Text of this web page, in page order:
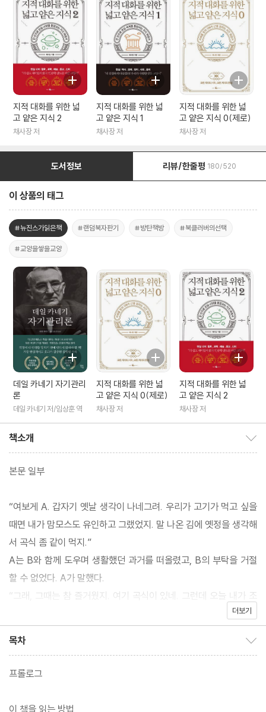
지적 대화를 위한 넓
고 얕은 지식 2
채사장 저
지적 대화를 위한 넓
고 얕은 지식 1
채사장 저
지적 대화를 위한 넓
고 얕은 지식 0(제로)
채사장 저
도서정보 리뷰/한줄평 180/520
이 상품의 태그
#뉴진스가읽은책 #랜덤북자판기 #방탄책방 #북클러버의선택
#교양을쌓을교양
데일 카네기 자기관리
론
데일 카네기 저/임상훈 역
지적 대화를 위한 넓
고 얕은 지식 0(제로)
채사장 저
지적 대화를 위한 넓
고 얕은 지식 2
채사장 저
책소개
본문 일부
“여보게 A. 갑자기 옛날 생각이 나네그려. 우리가 고기가 먹고 싶을
때면 내가 맘모스도 유인하고 그랬었지. 말 나온 김에 옛정을 생각해
서 곡식 좀 같이 먹지.”
A는 B와 함께 도우며 생활했던 과거를 떠올렸고, B의 부탁을 거절
할 수 없었다. A가 말했다.
“그래, 그때는 참 즐거웠지. 여기 곡식이 있네. 그런데 오늘 내가 조
에 따라야 하는 위치에 서게 된다. 다시 생각해보자. 어떻게 겉보기
에 별로 다를 바 없는 A가 B에게 지시를 내릴 수 있게 되었는가? A
가? A가 가진 생산수단에서 왔다. 즉, 생산수단을 소유하면 생산물
더보기
목차
프롤로그
이 책을 읽는 방법